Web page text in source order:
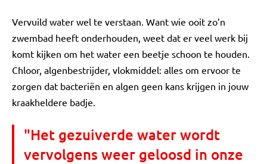
Vervuild water wel te verstaan. Want wie ooit zo’n
zwembad heeft onderhouden, weet dat er veel werk bij
komt kijken om het water een beetje schoon te houden.
Chloor, algenbestrijder, vlokmiddel: alles om ervoor te
zorgen dat bacteriën en algen geen kans krijgen in jouw
kraakheldere badje.
"Het gezuiverde water wordt
vervolgens weer geloosd in onze